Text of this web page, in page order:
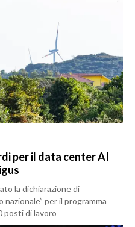
per il data center AI
la dichiarazione di
per il programma
posti di lavoro